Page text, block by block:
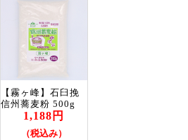
【霧ヶ峰】石臼挽
信州蕎麦粉 500g
1,188円
（税込み）